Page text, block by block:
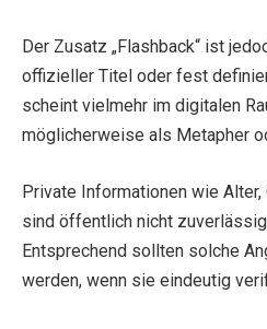
Der Zusatz „Flashback“ ist
offizieller Titel oder fest
scheint vielmehr im digitalen
möglicherweise als Metapher
Private Informationen wie
sind öffentlich nicht
Entsprechend sollten solche
werden, wenn sie eindeutig